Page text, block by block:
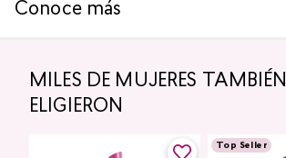
Conoce más
MILES DE MUJERES TAMBIÉN
ELIGIERON
Top Seller